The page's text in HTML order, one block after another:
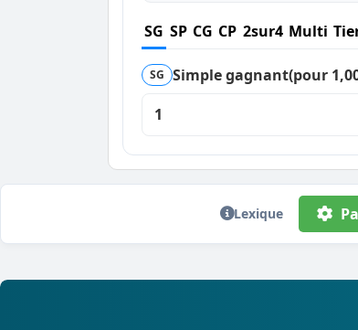
SG SP CG CP 2sur4 Multi
SG Simple gagnant(pour
1
Lexique